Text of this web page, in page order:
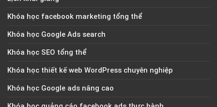
Khóa học facebook marketing tổng thể
Khóa học Google Ads search
Khóa học SEO tổng thể
Khóa học thiết kế web WordPress chuyên nghiệp
Khóa học Google ads nâng cao